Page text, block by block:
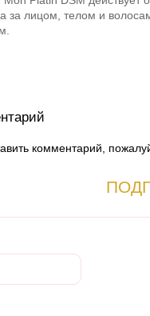
за лицом, телом и
комментарий,